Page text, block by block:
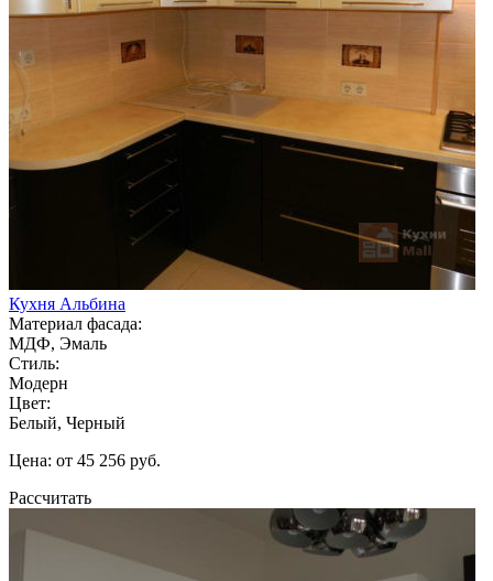
Кухня Альбина
Материал фасада:
МДФ, Эмаль
Стиль:
Модерн
Цвет:
Белый, Черный
Цена: от 45 256 руб.
Рассчитать